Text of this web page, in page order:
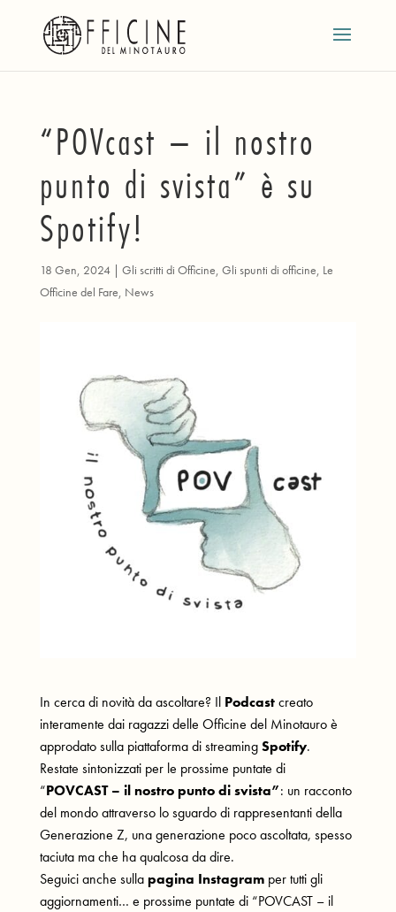
“POVcast – il nostro
punto di svista” è su
Spotify!
18 Gen, 2024| Gli scritti di Officine, Gli spunti di officine, Le
Officine del Fare, News
In cerca di novità da ascoltare? Il Podcastcreato
interamente dai ragazzi delle Officine del Minotauro è
approdato sulla piattaforma di streamingSpotify.
Restate sintonizzati per le prossime puntate di
“POVCAST – il nostro punto di svista”: un racconto
del mondo attraverso lo sguardo di rappresentanti della
Generazione Z, una generazione poco ascoltata, spesso
taciuta ma che ha qualcosa da dire.
Seguici anche sullapagina Instagramper tutti gli
aggiornamenti… e prossime puntate di “POVCAST – il